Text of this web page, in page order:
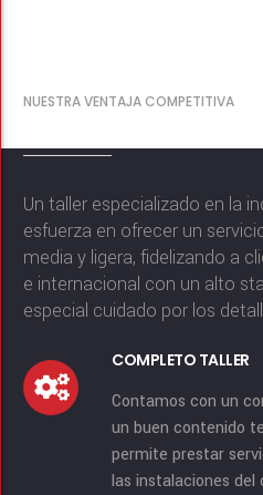
NUESTRA VENTAJA COMPETITIVA
Un taller especializado en la
esfuerza en ofrecer un
media y ligera, fidelizando a
e internacional con un alto
especial cuidado por los
COMPLETO TALLER
Contamos con un
un buen contenido
permite prestar
las instalaciones